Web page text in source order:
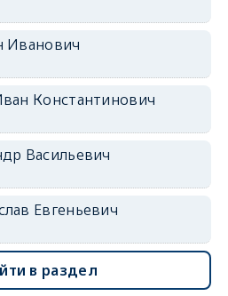
Иванович
Константинович
Васильевич
Евгеньевич
в раздел